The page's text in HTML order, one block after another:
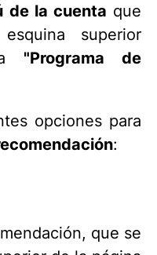
de la cuenta que
superior
"Programa de
opciones para
:
que se